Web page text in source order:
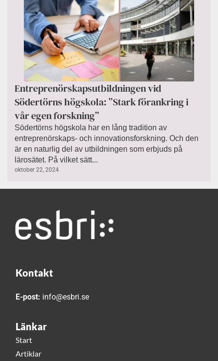
Entreprenörskapsutbildningen vid
Södertörns högskola: ”Stark förankring i
vår egen forskning”
Södertörns högskola har en lång tradition av
entreprenörskaps- och innovationsforskning. Och den
är en naturlig del av utbildningen som erbjuds på
lärosätet. På vilket sätt...
oktober 22, 2024
Kontakt
E-post: info@esbri.se
Länkar
Start
Artiklar